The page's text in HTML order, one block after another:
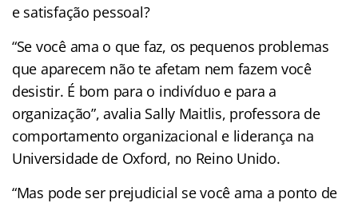
e satisfação pessoal?
“Se você ama o que faz, os pequenos problemas
que aparecem não te afetam nem fazem você
desistir. É bom para o indivíduo e para a
organização”, avalia Sally Maitlis, professora de
comportamento organizacional e liderança na
Universidade de Oxford, no Reino Unido.
“Mas pode ser prejudicial se você ama a ponto de